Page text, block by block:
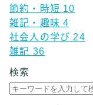
節約・時短 10
雑記・趣味4
社会人の学び 24
雑記 36
検索